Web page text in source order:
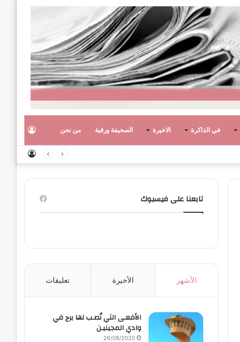
في الذاكرة الاخيرة الصحيفة ورقية من نحن
تابعنا على فيسبوك
الأشهر الأخيرة تعليقات
الأفعـى التي نُصـب لها برج في
وادي المجينيـن
26/08/2020